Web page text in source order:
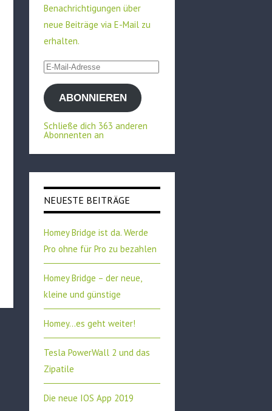
Benachrichtigungen über
neue Beiträge via E-Mail zu
erhalten.
E-
Mail-
AdresseABONNIEREN
Schließe dich 363 anderen
Abonnenten an
NEUESTE BEITRÄGE
Homey Bridge ist da. Werde
Pro ohne für Pro zu bezahlen
Homey Bridge – der neue,
kleine und günstige
Homey…es geht weiter!
Tesla PowerWall 2 und das
Zipatile
Die neue IOS App 2019